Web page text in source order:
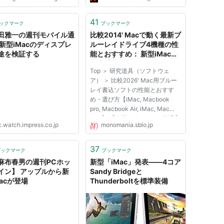
クマーク
雅一の週刊モバイル通
型iMacのディスプレ
を検証する
41 ブックマーク
比較2014' Macで動く最新ブ
ルーレイドライブ4機種の性
能とおすすめ： 新型iMac対
ク・バッファロー・アイオー
データ】：BD-R BD-REの書
込対応：Logitec LBD-
PME6U3MSV パイオ
Top ＞ 研究道具（ソフトウェ
ア） ＞ 比較2026' Mac用ブルー
レイ書込ソフトの性能とおすす
め・選び方【iMac, Macbook
pro, Macbook Air, iMac, Mac
mini】 【今回レビューする製品】
2026年 Mac OS対応のBlu-rayラ
ル Toast 20 Pro Toast 20
Titanium toast 19 18 17 16との違
い・ブルーレ...
monomania.sblo.jp
クマーク
布春男の週刊PCホッ
ン】 アップルから新
が登場
37 ブックマーク
新型「iMac」発表――4コア
Sandy Bridgeと
Thunderboltを標準装備